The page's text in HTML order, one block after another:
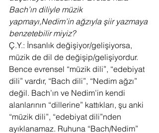
Bach’ın diliyle müzik
yapmayı,Nedim’in ağzıyla şiir yazmaya
benzetebilir miyiz?
Ç.Y.: İnsanlık değişiyor/gelişiyorsa,
müzik de dil de değişip/gelişiyordur.
Bence evrensel “müzik dili”, “edebiyat
dili” vardır, “Bach dili”, “Nedim ağzı”
değil. Bach’ın ve Nedim’in kendi
alanlarının “dillerine” kattıkları, şu anki
“müzik dili”, “edebiyat dili”nden
ayıklanamaz. Ruhuna “Bach/Nedim”